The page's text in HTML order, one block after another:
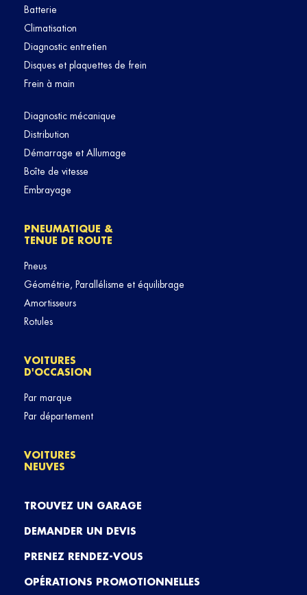
Batterie
Climatisation
Diagnostic entretien
Disques et plaquettes de frein
Frein à main
Diagnostic mécanique
Distribution
Démarrage et Allumage
Boîte de vitesse
Embrayage
PNEUMATIQUE &
TENUE DE ROUTE
Pneus
Géométrie, Parallélisme et équilibrage
Amortisseurs
Rotules
VOITURES
D'OCCASION
Par marque
Par département
VOITURES
NEUVES
TROUVEZ UN GARAGE
DEMANDER UN DEVIS
PRENEZ RENDEZ-VOUS
OPÉRATIONS PROMOTIONNELLES